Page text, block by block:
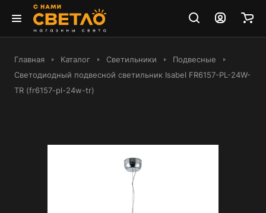
Главная Каталог Светильники
Подвесные
Светодиодный подвесной светильник Isabel FR6157-PL-24W-
TR (fr6157-pl-24w-tr)